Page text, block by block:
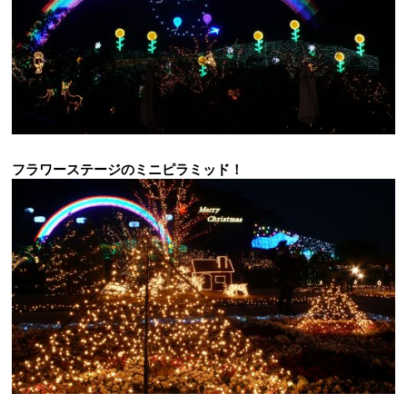
フラワーステージのミニピラミッド！